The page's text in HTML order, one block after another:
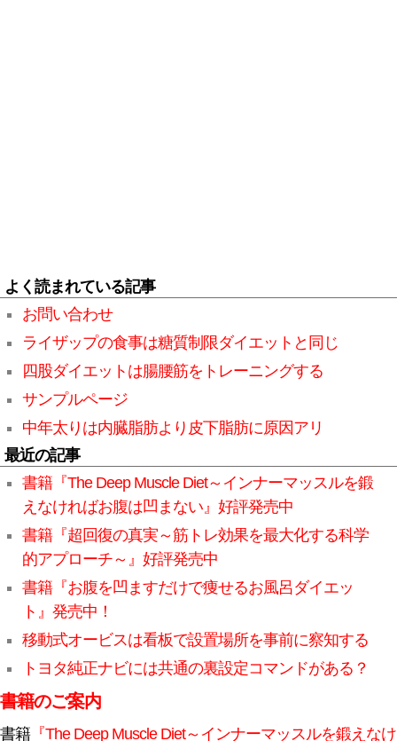
よく読まれている記事
お問い合わせ
ライザップの食事は糖質制限ダイエットと同じ
四股ダイエットは腸腰筋をトレーニングする
サンプルページ
中年太りは内臓脂肪より皮下脂肪に原因アリ
最近の記事
書籍『The Deep Muscle Diet～インナーマッスルを鍛
えなければお腹は凹まない』好評発売中
書籍『超回復の真実～筋トレ効果を最大化する科学
的アプローチ～』好評発売中
書籍『お腹を凹ますだけで痩せるお風呂ダイエッ
ト』発売中！
移動式オービスは看板で設置場所を事前に察知する
トヨタ純正ナビには共通の裏設定コマンドがある？
書籍のご案内
書籍『The Deep Muscle Diet～インナーマッスルを鍛えなけ